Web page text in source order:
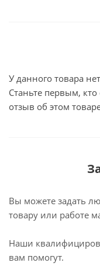
У данного товара
Станьте первым, кто
отзыв об этом
Вы можете задать
товару или работе
Наши
вам помогут.